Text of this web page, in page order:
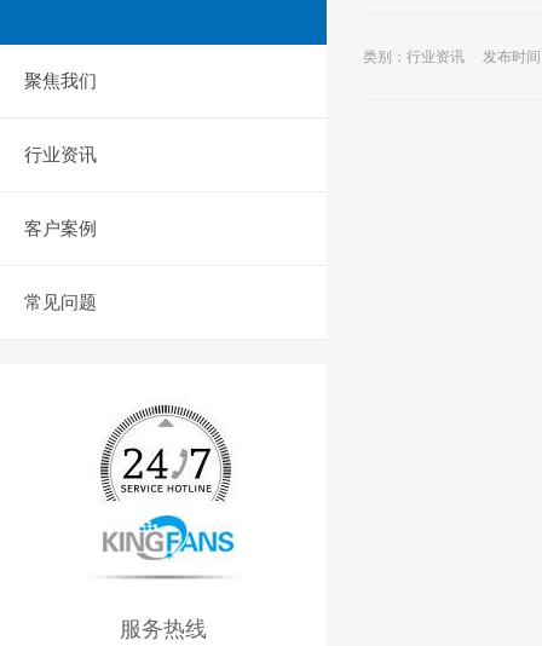
聚焦我们
行业资讯
客户案例
常见问题
服务热线
类别：行业资讯 发布时